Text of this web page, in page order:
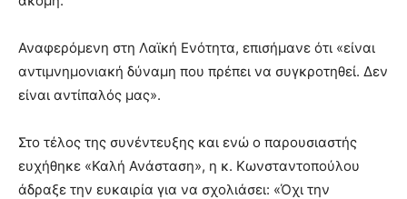
Αναφερόμενη στη Λαϊκή Ενότητα, επισήμανε ότι «είναι
αντιμνημονιακή δύναμη που πρέπει να συγκροτηθεί. Δεν
είναι αντίπαλός μας».
Στο τέλος της συνέντευξης και ενώ ο παρουσιαστής
ευχήθηκε «Καλή Ανάσταση», η κ. Κωνσταντοπούλου
άδραξε την ευκαιρία για να σχολιάσει: «Όχι την